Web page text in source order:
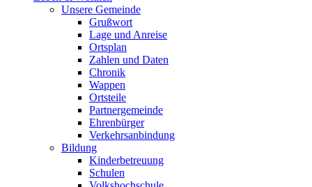
Unsere Gemeinde
Grußwort
Lage und Anreise
Ortsplan
Zahlen und Daten
Chronik
Wappen
Ortsteile
Partnergemeinde
Ehrenbürger
Verkehrsanbindung
Bildung
Kinderbetreuung
Schulen